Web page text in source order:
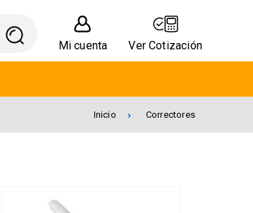
Mi cuenta Ver Cotización
Inicio Correctores